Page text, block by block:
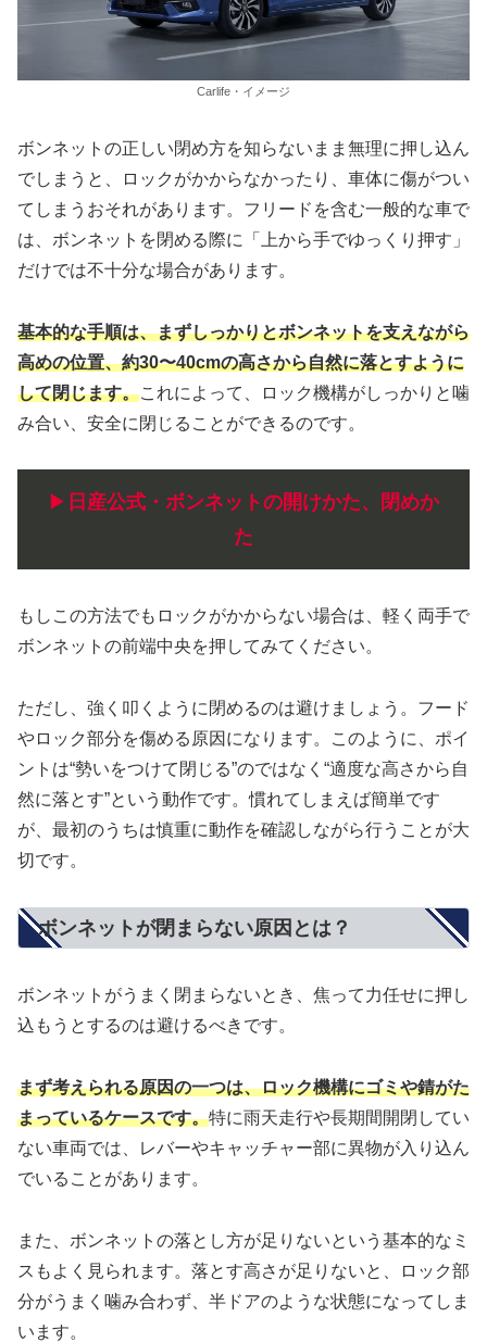
Carlife・イメージ
ボンネットの正しい閉め方を知らないまま無理に押し込ん
でしまうと、ロックがかからなかったり、車体に傷がつい
てしまうおそれがあります。フリードを含む一般的な車で
は、ボンネットを閉める際に「上から手でゆっくり押す」
だけでは不十分な場合があります。
基本的な手順は、まずしっかりとボンネットを支えながら
高めの位置、約30〜40cmの高さから自然に落とすように
して閉じます。これによって、ロック機構がしっかりと噛
み合い、安全に閉じることができるのです。
▶ 日産公式・ボンネットの開けかた、閉めか
た
もしこの方法でもロックがかからない場合は、軽く両手で
ボンネットの前端中央を押してみてください。
ただし、強く叩くように閉めるのは避けましょう。フード
やロック部分を傷める原因になります。このように、ポイ
ントは“勢いをつけて閉じる”のではなく“適度な高さから自
然に落とす”という動作です。慣れてしまえば簡単です
が、最初のうちは慎重に動作を確認しながら行うことが大
切です。
ボンネットが閉まらない原因とは？
ボンネットがうまく閉まらないとき、焦って力任せに押し
込もうとするのは避けるべきです。
まず考えられる原因の一つは、ロック機構にゴミや錆がた
まっているケースです。特に雨天走行や長期間開閉してい
ない車両では、レバーやキャッチャー部に異物が入り込ん
でいることがあります。
また、ボンネットの落とし方が足りないという基本的なミ
スもよく見られます。落とす高さが足りないと、ロック部
分がうまく噛み合わず、半ドアのような状態になってしま
います。